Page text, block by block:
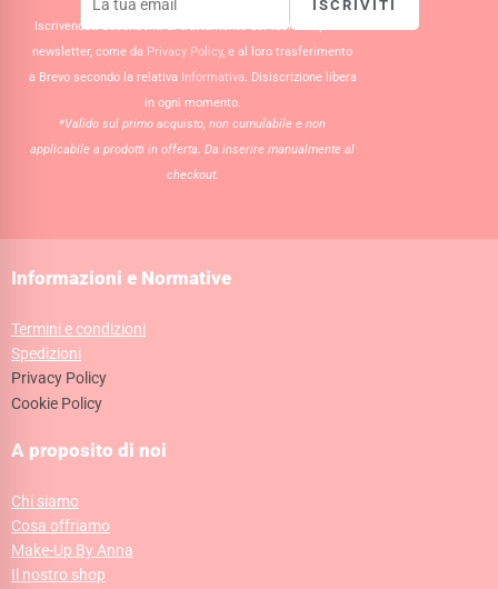
ISCRIVITI
Iscrivendoti acconsenti al trattamento dei tuoi dati per la
newsletter, come da Privacy Policy, e al loro trasferimento
a Brevo secondo la relativa Informativa. Disiscrizione libera
in ogni momento.
*Valido sul primo acquisto, non cumulabile e non
applicabile a prodotti in offerta. Da inserire manualmente al
checkout.
Informazioni e Normative
Termini e condizioni
Spedizioni
Privacy Policy
Cookie Policy
A proposito di noi
Chi siamo
Cosa offriamo
Make-Up By Anna
Il nostro shop